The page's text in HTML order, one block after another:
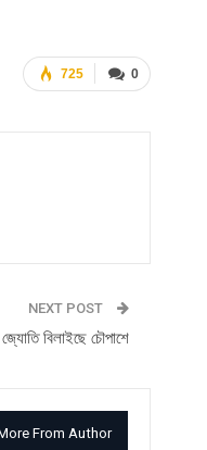
0
725
NEXT POST
বিলাইছে চৌপাশে
From Author